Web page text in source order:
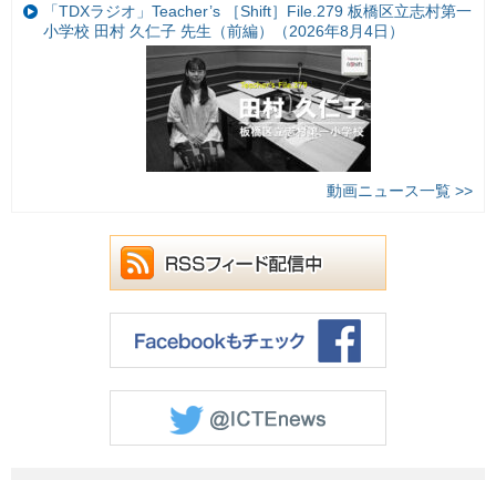
「TDXラジオ」Teacher’s ［Shift］File.279 板橋区立志村第一
小学校 田村 久仁子 先生（前編）（2026年8月4日）
動画ニュース一覧 >>